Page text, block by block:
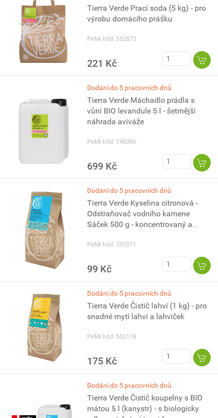
Tierra Verde Prací soda (5 kg) - pro
výrobu domácího prášku
PeMi kód: 552573
221 Kč
Dodání do 5 pracovních dnů
Tierra Verde Máchadlo prádla s
vůní BIO levandule 5 l - šetrnější
náhrada aviváže
PeMi kód: 748386
699 Kč
Dodání do 5 pracovních dnů
Tierra Verde Kyselina citronová -
Odstraňovač vodního kamene
Sáček 500 g - koncentrovaný a
PeMi kód: 737071
99 Kč
Dodání do 5 pracovních dnů
Tierra Verde Čistič lahví (1 kg) - pro
snadné mytí lahví a lahviček
PeMi kód: 552118
175 Kč
Dodání do 5 pracovních dnů
Tierra Verde Čistič koupelny s BIO
mátou 5 l (kanystr) - s biologicky